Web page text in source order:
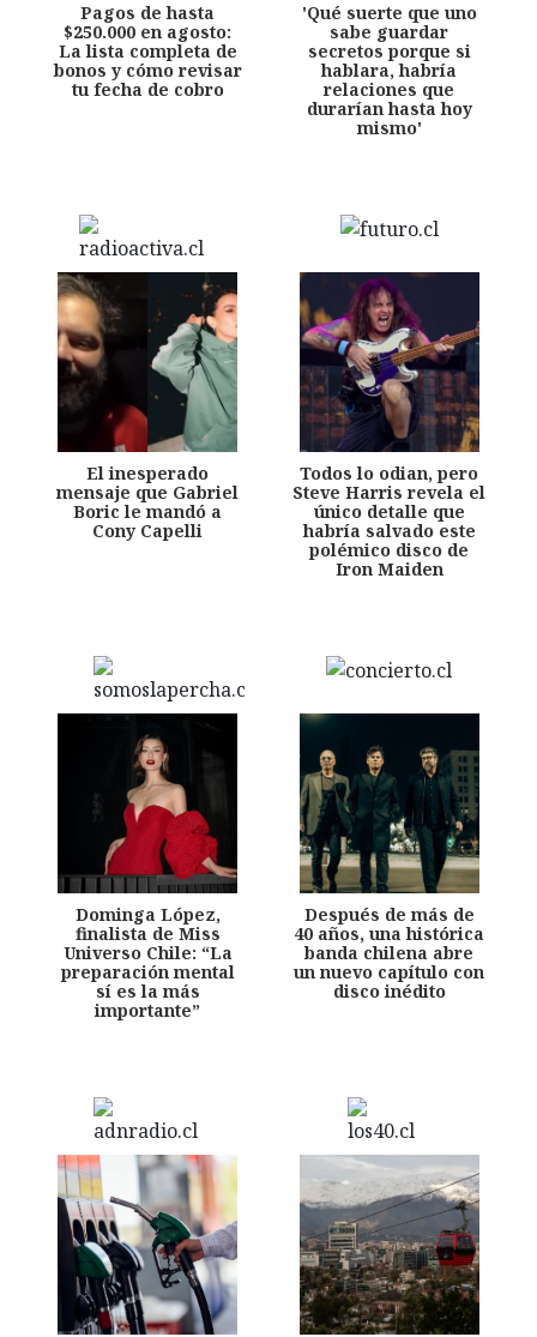
Pagos de hasta
$250.000 en agosto:
La lista completa de
bonos y cómo revisar
tu fecha de cobro
'Qué suerte que uno
sabe guardar
secretos porque si
hablara, habría
relaciones que
durarían hasta hoy
mismo'
El inesperado
mensaje que Gabriel
Boric le mandó a
Cony Capelli
Todos lo odian, pero
Steve Harris revela el
único detalle que
habría salvado este
polémico disco de
Iron Maiden
Dominga López,
finalista de Miss
Universo Chile: “La
preparación mental
sí es la más
importante”
Después de más de
40 años, una histórica
banda chilena abre
un nuevo capítulo con
disco inédito